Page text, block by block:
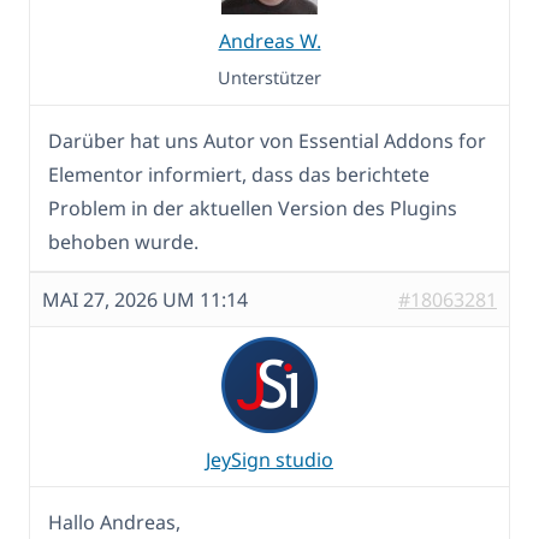
Andreas W.
Unterstützer
Darüber hat uns Autor von Essential Addons for
Elementor informiert, dass das berichtete
Problem in der aktuellen Version des Plugins
behoben wurde.
MAI 27, 2026 UM 11:14 #18063281
JeySign studio
Hallo Andreas,